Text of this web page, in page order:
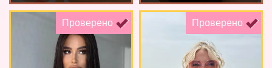
Проверено Проверено